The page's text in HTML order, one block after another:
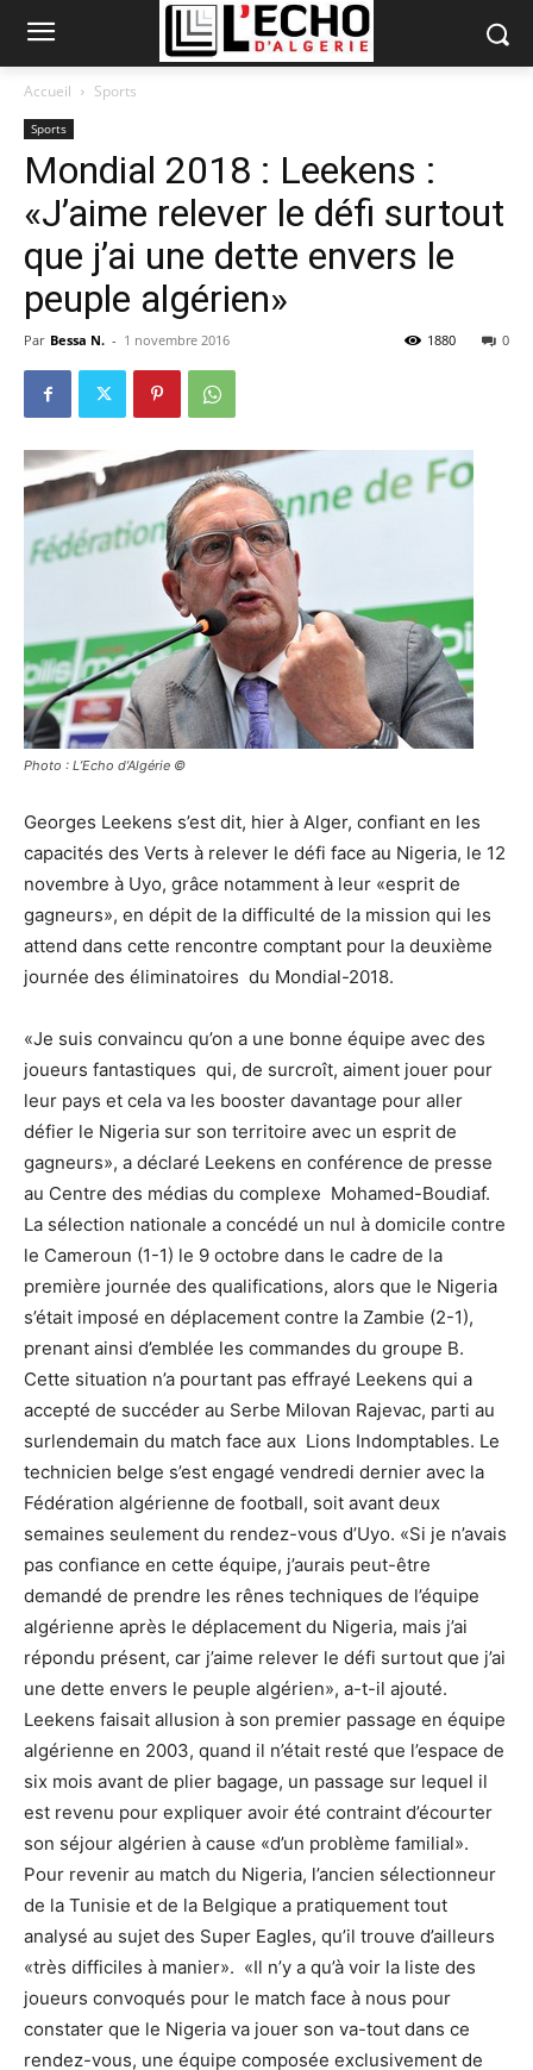
Accueil Sports
Sports
Mondial 2018 : Leekens :
«J’aime relever le défi surtout
que j’ai une dette envers le
peuple algérien»
Par Bessa N. - 1 novembre 2016 0
1880
Photo : L’Echo d’Algérie ©
Georges Leekens s’est dit, hier à Alger, confiant en les
capacités des Verts à relever le défi face au Nigeria, le 12
novembre à Uyo, grâce notamment à leur «esprit de
gagneurs», en dépit de la difficulté de la mission qui les
attend dans cette rencontre comptant pour la deuxième
journée des éliminatoires du Mondial-2018.
«Je suis convaincu qu’on a une bonne équipe avec des
joueurs fantastiques qui, de surcroît, aiment jouer pour
leur pays et cela va les booster davantage pour aller
défier le Nigeria sur son territoire avec un esprit de
gagneurs», a déclaré Leekens en conférence de presse
au Centre des médias du complexe Mohamed-Boudiaf.
La sélection nationale a concédé un nul à domicile contre
le Cameroun (1-1) le 9 octobre dans le cadre de la
première journée des qualifications, alors que le Nigeria
s’était imposé en déplacement contre la Zambie (2-1),
prenant ainsi d’emblée les commandes du groupe B.
Cette situation n’a pourtant pas effrayé Leekens qui a
accepté de succéder au Serbe Milovan Rajevac, parti au
surlendemain du match face aux Lions Indomptables. Le
technicien belge s’est engagé vendredi dernier avec la
Fédération algérienne de football, soit avant deux
semaines seulement du rendez-vous d’Uyo. «Si je n’avais
pas confiance en cette équipe, j’aurais peut-être
demandé de prendre les rênes techniques de l’équipe
algérienne après le déplacement du Nigeria, mais j’ai
répondu présent, car j’aime relever le défi surtout que j’ai
une dette envers le peuple algérien», a-t-il ajouté.
Leekens faisait allusion à son premier passage en équipe
algérienne en 2003, quand il n’était resté que l’espace de
six mois avant de plier bagage, un passage sur lequel il
est revenu pour expliquer avoir été contraint d’écourter
son séjour algérien à cause «d’un problème familial».
Pour revenir au match du Nigeria, l’ancien sélectionneur
de la Tunisie et de la Belgique a pratiquement tout
analysé au sujet des Super Eagles, qu’il trouve d’ailleurs
«très difficiles à manier». «Il n’y a qu’à voir la liste des
joueurs convoqués pour le match face à nous pour
constater que le Nigeria va jouer son va-tout dans ce
rendez-vous, une équipe composée exclusivement de